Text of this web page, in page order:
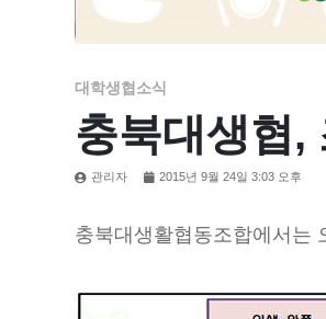
대학생협소식
충북대생협,
관리자 2015년 9월 24일 3:03 오후
충북대생활협동조합에서는